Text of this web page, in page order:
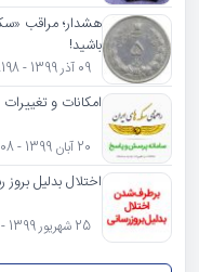
باشید!
09 آذر 1399 - 78198 بازدید - 60 نظر
امکانات و
20 آبان 1399 - 26608 بازدید - 20 نظر
اختلال بدلیل بروز
25 شهریور 1399 - 19437 بازدید - 6 نظر